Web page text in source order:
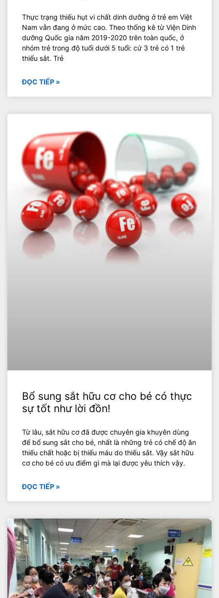
Thực trạng thiếu hụt vi chất dinh dưỡng ở trẻ em Việt
Nam vẫn đang ở mức cao. Theo thống kê từ Viện Dinh
dưỡng Quốc gia năm 2019-2020 trên toàn quốc, ở
nhóm trẻ trong độ tuổi dưới 5 tuổi: cứ 3 trẻ có 1 trẻ
thiếu sắt. Trẻ
ĐỌC TIẾP »
Bổ sung sắt hữu cơ cho bé có thực
sự tốt như lời đồn!
Từ lâu, sắt hữu cơ đã được chuyên gia khuyên dùng
để bổ sung sắt cho bé, nhất là những trẻ có chế độ ăn
thiếu chất hoặc bị thiếu máu do thiếu sắt. Vậy sắt hữu
cơ cho bé có ưu điểm gì mà lại được yêu thích vậy.
ĐỌC TIẾP »